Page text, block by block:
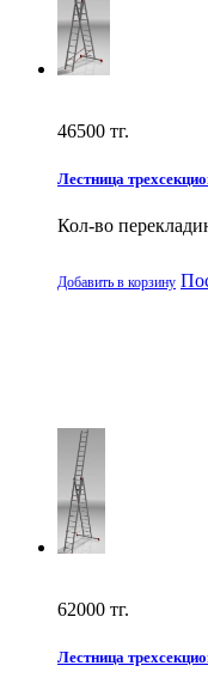
46500 тг.
Лестница
Кол-во
Добавить в корзину
62000 тг.
Лестница